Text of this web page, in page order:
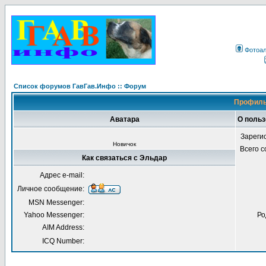
Список форумов ГавГав.Инфо :: Форум
Аватара О
Новичок
Всего
Как связаться с Эльдар
Адрес e-mail:
Личное сообщение:
MSN Messenger:
Yahoo Messenger:
AIM Address:
ICQ Number: